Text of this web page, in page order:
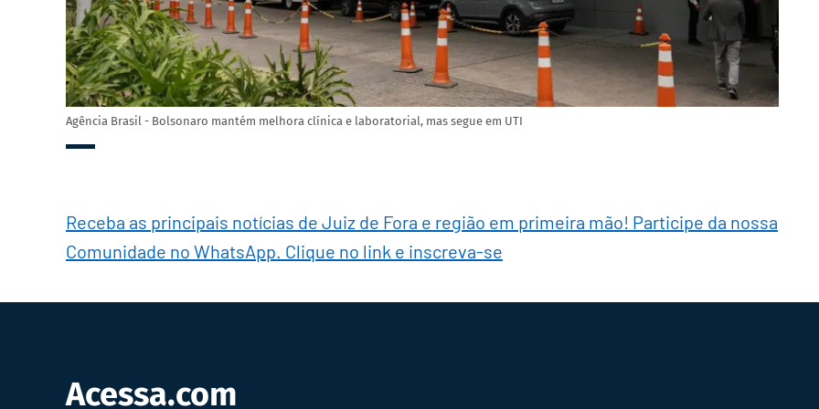
Agência Brasil - Bolsonaro mantém melhora clínica e laboratorial, mas segue em UTI
Receba as principais notícias de Juiz de Fora e região em primeira mão! Participe da nossa
Comunidade no WhatsApp. Clique no link e inscreva-se
Acessa.com